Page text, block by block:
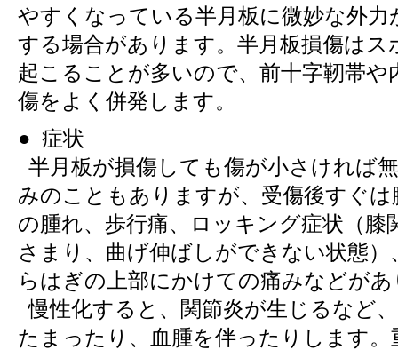
やすくなっている半月板に微妙な外力
する場合があります。半月板損傷はス
起こることが多いので、前十字靭帯や
傷をよく併発します。
● 症状
半月板が損傷しても傷が小さければ
みのこともありますが、受傷後すぐは
の腫れ、歩行痛、ロッキング症状（膝
さまり、曲げ伸ばしができない状態
らはぎの上部にかけての痛みなどが
慢性化すると、関節炎が生じるなど
たまったり、血腫を伴ったりします。